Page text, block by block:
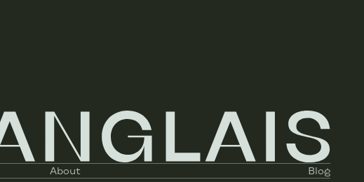
About
Blog